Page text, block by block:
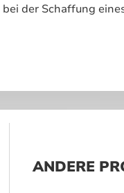
der Schaffung
ANDERE